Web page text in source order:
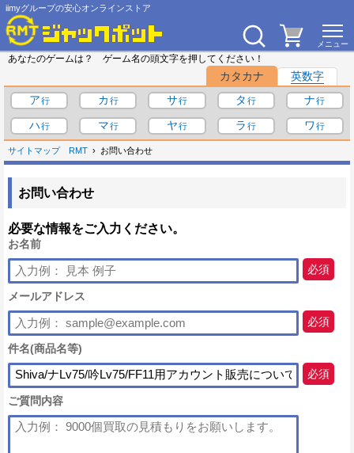
iimyグループの安心オンラインストア
あなたのゲームは？ ゲーム名の頭文字を押してください！
カタカナ
英数字
ア
カ サ タ
ナ
ハ
マ ヤ ラ ワ
サイトマップ RMT お問い合わせ
お問い合わせ
必要な情報をご入力ください。
お名前
必須
メールアドレス
必須
件名(商品名等)
必須
ご質問内容